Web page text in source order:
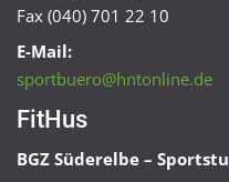
Fax (040) 701 22 10
E-Mail:
sportbuero@hntonline.de
FitHus
BGZ Süderelbe –